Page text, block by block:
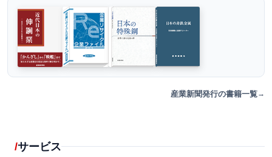
産業新聞発行の書籍一覧
サービス